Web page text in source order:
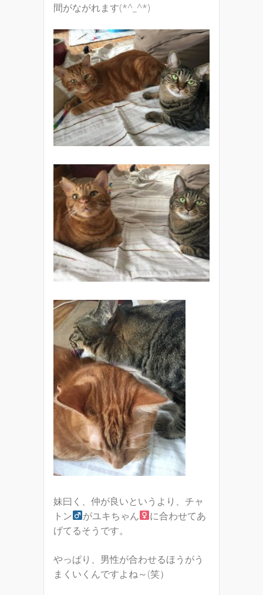
間がながれます(*^_^*)
妹曰く、仲が良いというより、チャ
トン
がユキちゃん
に合わせてあ
げてるそうです。
やっぱり、男性が合わせるほうがう
まくいくんですよね～(笑）